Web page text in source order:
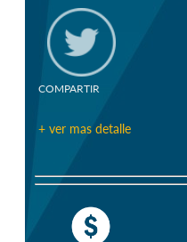
COMPARTIR
+ ver mas detalle